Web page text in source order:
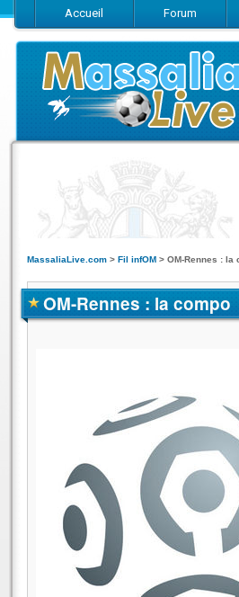
Accueil Forum
MassaliaLive.com > Fil infOM > OM-Rennes : la
OM-Rennes : la compo